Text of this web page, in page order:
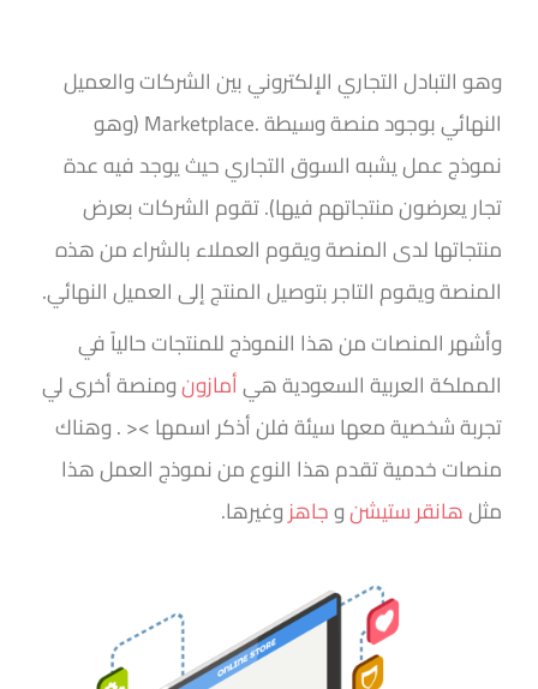
وهو التبادل التجاري الإلكتروني بين الشركات والعميل
النهائي بوجود منصة وسيطةMarketplace.(وهو
نموذج عمل يشبه السوق التجاري حيث يوجد فيه عدة
تجار يعرضون منتجاتهم فيها). تقوم الشركات بعرض
منتجاتها لدى المنصة ويقوم العملاء بالشراء من هذه
المنصة ويقوم التاجر بتوصيل المنتج إلى العميل النهائي.
وأشهر المنصات من هذا النموذج للمنتجات حالياً في
المملكة العربية السعودية هيأمازونومنصة أخرى لي
تجربة شخصية معها سيئة فلن أذكر اسمها >< . وهناك
منصات خدمية تقدم هذا النوع من نموذج العمل هذا
مثلهانقر ستيشنوجاهزوغيرها.